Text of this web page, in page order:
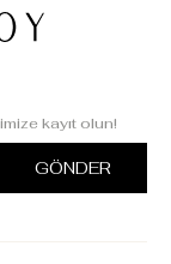
kayıt olun!
GÖNDER